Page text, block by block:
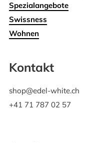
Spezialangebote
Swissness
Wohnen
Kontakt
shop@edel-white.ch
+41 71 787 02 57